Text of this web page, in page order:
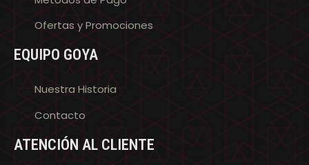
Ofertas y Promociones
EQUIPO GOYA
Nuestra Historia
Contacto
ATENCIÓN AL CLIENTE